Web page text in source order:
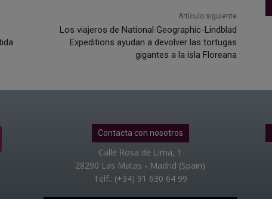
Artículo siguiente
Los viajeros de National Geographic-Lindblad
Expeditions ayudan a devolver las tortugas
gigantes a la isla Floreana
Contacta con nosotros
Calle Rosa de Lima, 1
28290 Las Matas - Madrid (Spain)
Telf.: (+34) 91 630 64 99